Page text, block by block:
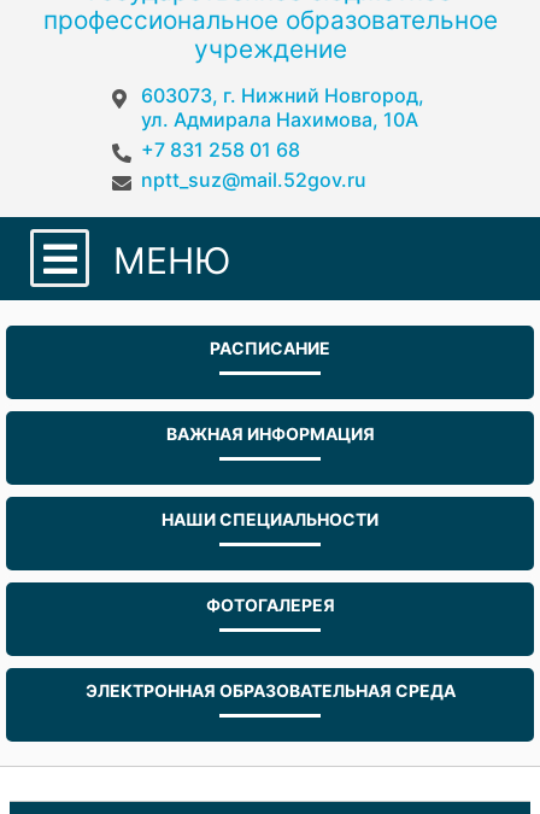
профессиональное образовательное
учреждение
603073, г. Нижний Новгород,
ул. Адмирала Нахимова, 10А
+7 831 258 01 68
nptt_suz@mail.52gov.ru
МЕНЮ
РАСПИСАНИЕ
ВАЖНАЯ ИНФОРМАЦИЯ
НАШИ СПЕЦИАЛЬНОСТИ
ФОТОГАЛЕРЕЯ
ЭЛЕКТРОННАЯ ОБРАЗОВАТЕЛЬНАЯ СРЕДА